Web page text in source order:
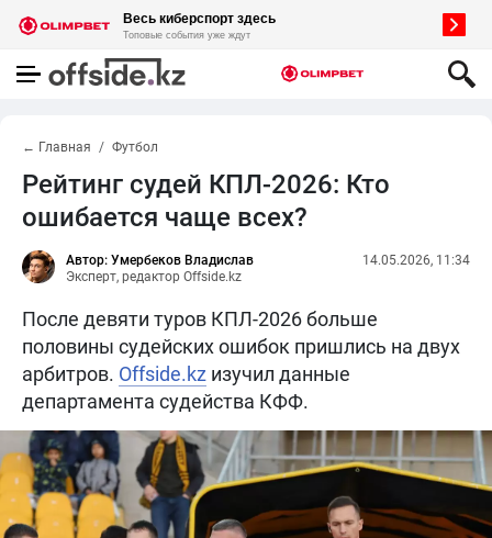
← Главная Футбол
Рейтинг судей КПЛ-2026: Кто
ошибается чаще всех?
Автор: Умербеков Владислав
Эксперт, редактор Offside.kz
14.05.2026, 11:34
После девяти туров КПЛ-2026 больше
половины судейских ошибок пришлись на двух
арбитров. Offside.kz изучил данные
департамента судейства КФФ.